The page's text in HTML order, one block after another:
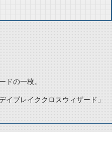
ドの一枚。
イブレイククロスウィザード」